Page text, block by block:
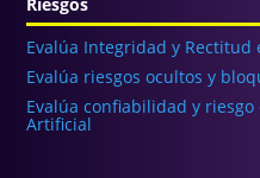
Evalúa Integridad y Rectitud
Evalúa riesgos ocultos y
Evalúa confiabilidad y
Artificial